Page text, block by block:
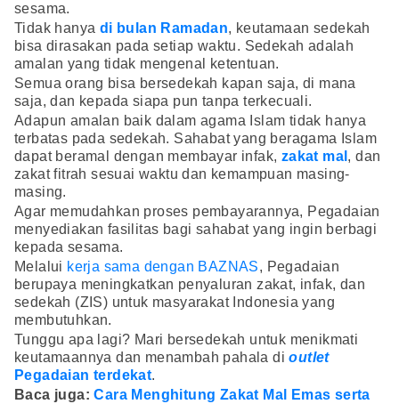
sesama.
Tidak hanya di bulan Ramadan, keutamaan sedekah
bisa dirasakan pada setiap waktu. Sedekah adalah
amalan yang tidak mengenal ketentuan.
Semua orang bisa bersedekah kapan saja, di mana
saja, dan kepada siapa pun tanpa terkecuali.
Adapun amalan baik dalam agama Islam tidak hanya
terbatas pada sedekah. Sahabat yang beragama Islam
dapat beramal dengan membayar infak, zakat mal , dan
zakat fitrah sesuai waktu dan kemampuan masing-
masing.
Agar memudahkan proses pembayarannya, Pegadaian
menyediakan fasilitas bagi sahabat yang ingin berbagi
kepada sesama.
Melalui kerja sama dengan BAZNAS, Pegadaian
berupaya meningkatkan penyaluran zakat, infak, dan
sedekah (ZIS) untuk masyarakat Indonesia yang
membutuhkan.
Tunggu apa lagi? Mari bersedekah untuk menikmati
keutamaannya dan menambah pahala dioutlet
Pegadaian terdekat.
Baca juga:Cara Menghitung Zakat Mal Emas serta